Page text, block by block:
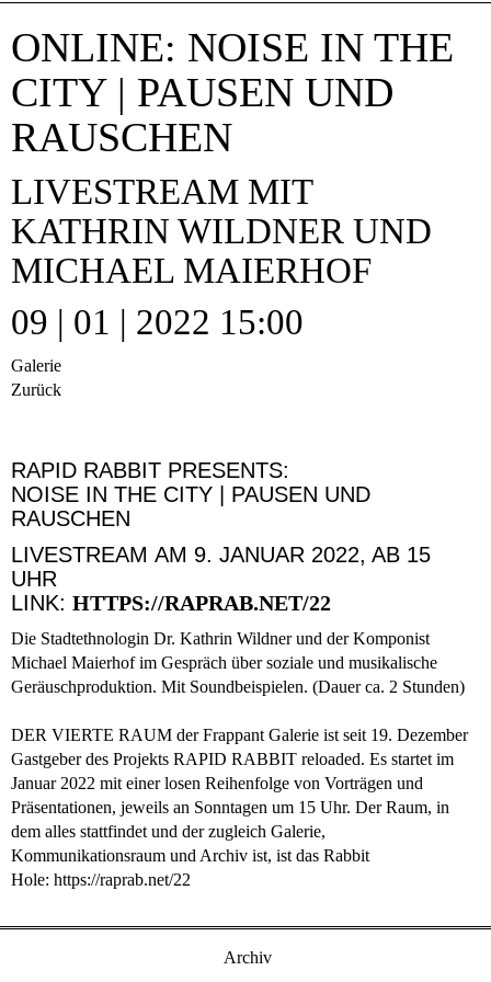
ONLINE: NOISE IN THE
CITY | PAUSEN UND
RAUSCHEN
LIVESTREAM MIT
KATHRIN WILDNER UND
MICHAEL MAIERHOF
09 | 01 | 2022 15:00
Galerie
Zurück
RAPID RABBIT PRESENTS:
NOISE IN THE CITY | PAUSEN UND
RAUSCHEN
LIVESTREAM AM 9. JANUAR 2022, AB 15
UHR
LINK: HTTPS://RAPRAB.NET/22
Die Stadtethnologin Dr. Kathrin Wildner und der Komponist
Michael Maierhof im Gespräch über soziale und musikalische
Geräuschproduktion. Mit Soundbeispielen. (Dauer ca. 2 Stunden)
DER VIERTE RAUM der Frappant Galerie ist seit 19. Dezember
Gastgeber des Projekts RAPID RABBIT reloaded. Es startet im
Januar 2022 mit einer losen Reihenfolge von Vorträgen und
Präsentationen, jeweils an Sonntagen um 15 Uhr. Der Raum, in
dem alles stattfindet und der zugleich Galerie,
Kommunikationsraum und Archiv ist, ist das Rabbit
Hole: https://raprab.net/22
Archiv